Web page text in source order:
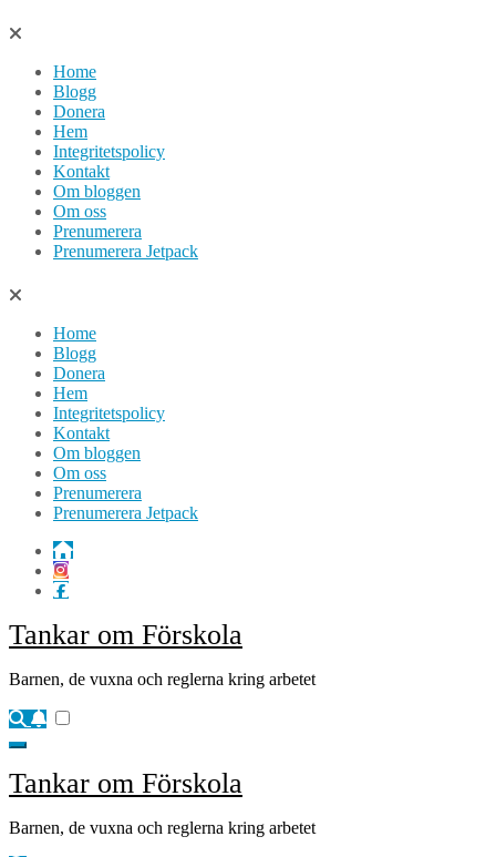
Hoppa
innehållHome
Blogg
Donera
Hem
Integritetspolicy
Kontakt
Om bloggen
Om oss
Prenumerera
Prenumerera Jetpack
Home
Blogg
Donera
Hem
Integritetspolicy
Kontakt
Om bloggen
Om oss
Prenumerera
Prenumerera Jetpack
Tankar om Förskola
Barnen, de vuxna och reglerna kring arbetet
Tankar om Förskola
Barnen, de vuxna och reglerna kring arbetet